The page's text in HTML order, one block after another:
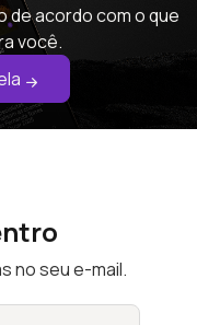
de acordo com o que
você.
no seu e-mail.